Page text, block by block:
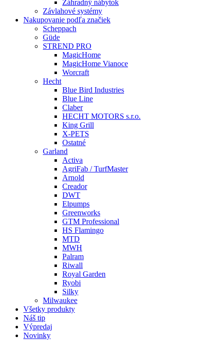
Záhradný nábytok
Závlahové systémy
Nakupovanie podľa značiek
Scheppach
Güde
STREND PRO
MagicHome
MagicHome Vianoce
Worcraft
Hecht
Blue Bird Industries
Blue Line
Claber
HECHT MOTORS s.r.o.
King Grill
X-PETS
Ostatné
Garland
Activa
AgriFab / TurfMaster
Arnold
Creador
DWT
Elpumps
Greenworks
GTM Professional
HS Flamingo
MTD
MWH
Palram
Riwall
Royal Garden
Ryobi
Silky
Milwaukee
Všetky produkty
Náš tip
Výpredaj
Novinky